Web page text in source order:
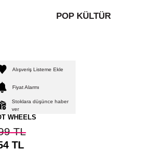
POP KÜLTÜR
Alışveriş Listeme Ekle
Fiyat Alarmı
Stoklara düşünce haber
ver
WHEELS
TL
TL